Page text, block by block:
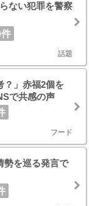
ない犯罪を警察
話題
？」赤福2個を
で共感の声
フード
勢を巡る発言で